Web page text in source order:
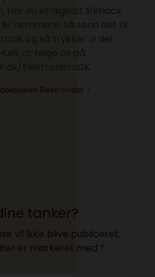
Elektronista
tanker?
vil ikke blive publiceret.
er markeret med *